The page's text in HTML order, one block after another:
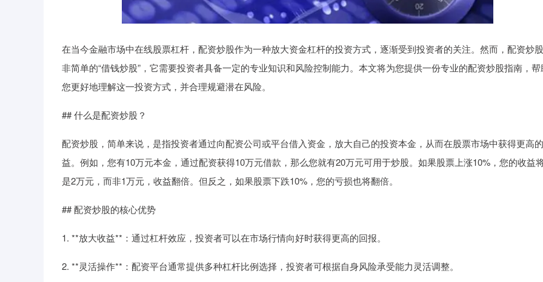
在当今金融市场中在线股票杠杆，配资炒股作为一种放大资金杠杆的投资方式，逐渐受到投资者的关注。然而，配资炒
非简单的“借钱炒股”，它需要投资者具备一定的专业知识和风险控制能力。本文将为您提供一份专业的配资炒股指南，帮
您更好地理解这一投资方式，并合理规避潜在风险。
## 什么是配资炒股？
配资炒股，简单来说，是指投资者通过向配资公司或平台借入资金，放大自己的投资本金，从而在股票市场中获得更高
益。例如，您有10万元本金，通过配资获得10万元借款，那么您就有20万元可用于炒股。如果股票上涨10%，您的收益
是2万元，而非1万元，收益翻倍。但反之，如果股票下跌10%，您的亏损也将翻倍。
## 配资炒股的核心优势
1. **放大收益**：通过杠杆效应，投资者可以在市场行情向好时获得更高的回报。
2. **灵活操作**：配资平台通常提供多种杠杆比例选择，投资者可根据自身风险承受能力灵活调整。